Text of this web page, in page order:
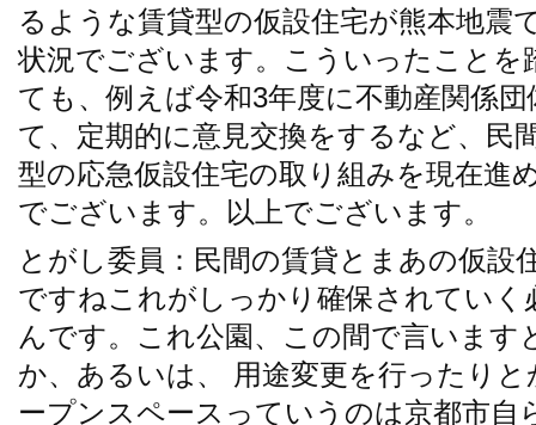
るような賃貸型の仮設住宅が熊本地震
状況でございます。こういったことを
ても、例えば令和3年度に不動産関係
て、定期的に意見交換をするなど、民
型の応急仮設住宅の取り組みを現在進
でございます。以上でございます。
とがし委員：民間の賃貸とまあの仮設
ですねこれがしっかり確保されてい
んです。これ公園、この間で言います
か、あるいは、 用途変更を行ったり
ープンスペースっていうのは京都市自